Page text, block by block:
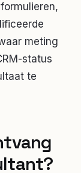
meting
status
te